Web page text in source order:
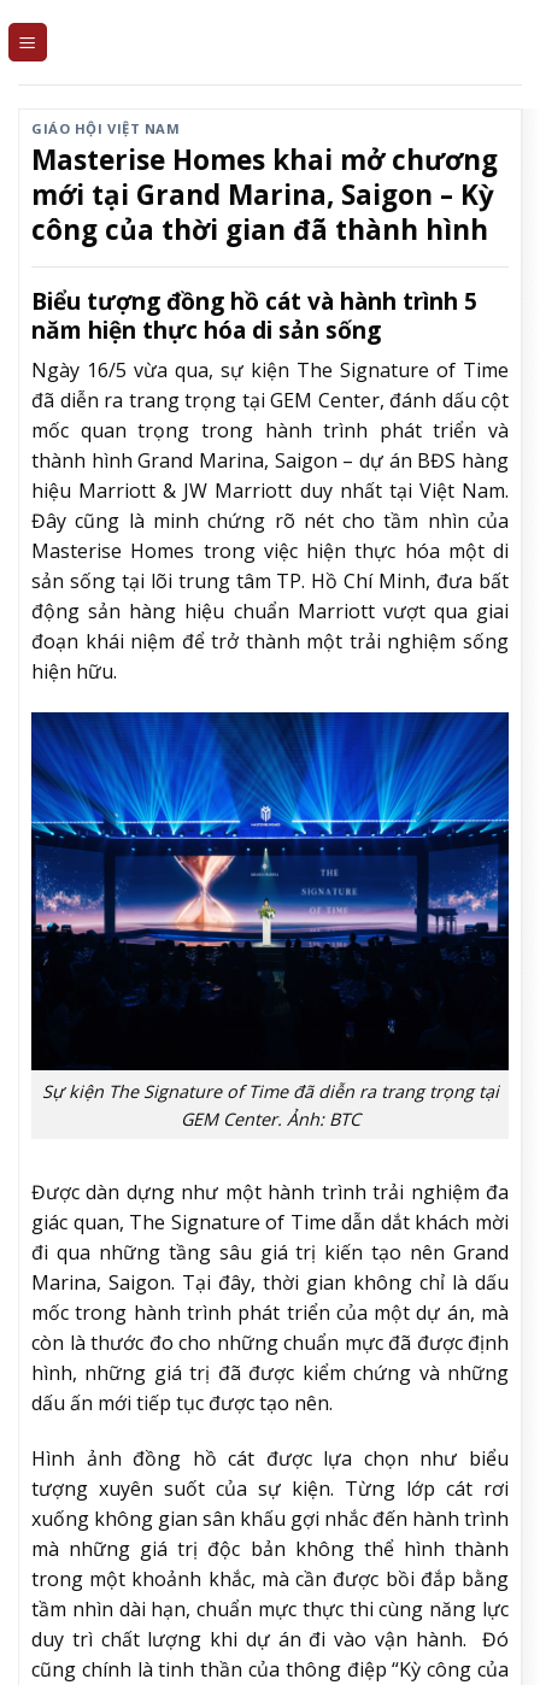
GIÁO HỘI VIỆT NAM
Masterise Homes khai mở chương
mới tại Grand Marina, Saigon – Kỳ
công của thời gian đã thành hình
Biểu tượng đồng hồ cát và hành trình 5
năm hiện thực hóa di sản sống
Ngày 16/5 vừa qua, sự kiện The Signature of Time
đã diễn ra trang trọng tại GEM Center, đánh dấu cột
mốc quan trọng trong hành trình phát triển và
thành hình Grand Marina, Saigon – dự án BĐS hàng
hiệu Marriott & JW Marriott duy nhất tại Việt Nam.
Đây cũng là minh chứng rõ nét cho tầm nhìn của
Masterise Homes trong việc hiện thực hóa một di
sản sống tại lõi trung tâm TP. Hồ Chí Minh, đưa bất
động sản hàng hiệu chuẩn Marriott vượt qua giai
đoạn khái niệm để trở thành một trải nghiệm sống
hiện hữu.
Sự kiện The Signature of Time đã diễn ra trang trọng tại
GEM Center. Ảnh: BTC
Được dàn dựng như một hành trình trải nghiệm đa
giác quan, The Signature of Time dẫn dắt khách mời
đi qua những tầng sâu giá trị kiến tạo nên Grand
Marina, Saigon. Tại đây, thời gian không chỉ là dấu
mốc trong hành trình phát triển của một dự án, mà
còn là thước đo cho những chuẩn mực đã được định
hình, những giá trị đã được kiểm chứng và những
dấu ấn mới tiếp tục được tạo nên.
Hình ảnh đồng hồ cát được lựa chọn như biểu
tượng xuyên suốt của sự kiện. Từng lớp cát rơi
xuống không gian sân khấu gợi nhắc đến hành trình
mà những giá trị độc bản không thể hình thành
trong một khoảnh khắc, mà cần được bồi đắp bằng
tầm nhìn dài hạn, chuẩn mực thực thi cùng năng lực
duy trì chất lượng khi dự án đi vào vận hành. Đó
cũng chính là tinh thần của thông điệp “Kỳ công của